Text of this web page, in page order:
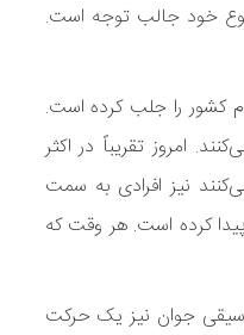
موسیقی دیده می‌شود نیز در نوع خود جالب توجه است.
کشور را جلب کرده است.
امروز تقریباً در اکثر
نیز افرادی به سمت
کرده است. هر وقت که
جوان نیز یک حرکت